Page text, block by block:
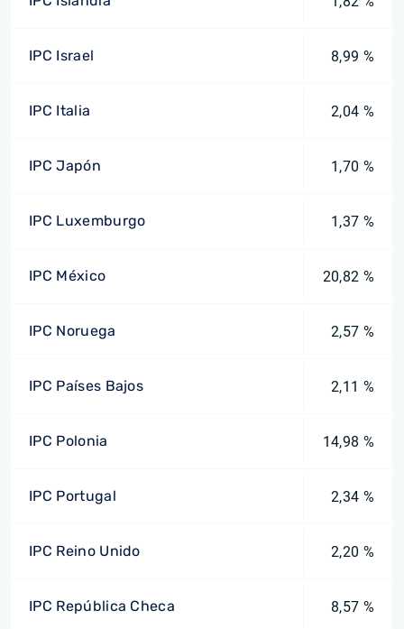
IPC Israel 8,99 %
IPC Italia 2,04 %
IPC Japón 1,70 %
IPC Luxemburgo 1,37 %
IPC México 20,82 %
IPC Noruega 2,57 %
IPC Países Bajos 2,11 %
IPC Polonia 14,98 %
IPC Portugal 2,34 %
IPC Reino Unido 2,20 %
IPC República Checa 8,57 %